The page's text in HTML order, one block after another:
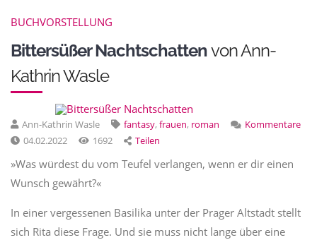
BUCHVORSTELLUNG
Bittersüßer Nachtschattenvon Ann-
Kathrin Wasle
Ann-Kathrin Wasle fantasy, frauen, roman
Kommentare
04.02.2022
1692 Teilen
»Was würdest du vom Teufel verlangen, wenn er dir einen
Wunsch gewährt?«
In einer vergessenen Basilika unter der Prager Altstadt stellt
sich Rita diese Frage. Und sie muss nicht lange über eine